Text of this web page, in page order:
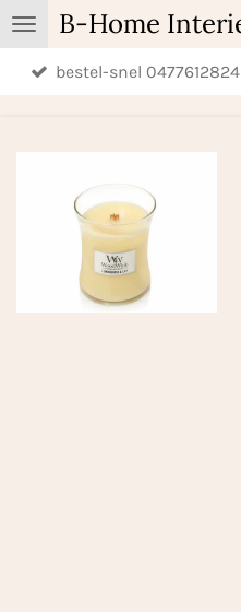
Ga
direct
naar
bestel-snel 0477612824